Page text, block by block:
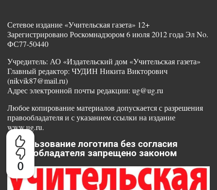
0
Сетевое издание «Учительская газета» 12+
Зарегистрировано Роскомнадзором 6 июля 2012 года Эл No.
ФС77-50440
Учредитель: АО «Издательский дом «Учительская газета»
Главный редактор: ЧУДИН Никита Викторович
(nikvik87@mail.ru)
Адрес электронной почты редакции: ug@ug.ru
Любое копирование материалов допускается с разрешения
правообладателя и с указанием ссылки на издание
www.ug.ru.
Использование логотипа без согласия
правообладателя запрещено законом